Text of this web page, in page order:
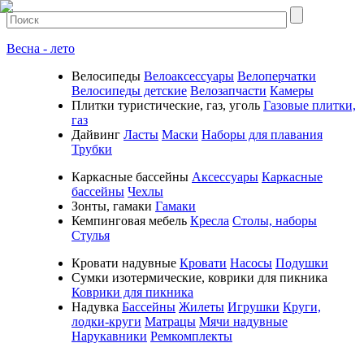
Весна - лето
Велосипеды Велоаксессуары Велоперчатки
Велосипеды детские Велозапчасти Камеры
Плитки туристические, газ, уголь Газовые плитки,
газ
Дайвинг Ласты Маски Наборы для плавания
Трубки
Каркасные бассейны Аксессуары Каркасные
бассейны Чехлы
Зонты, гамаки Гамаки
Кемпинговая мебель Кресла Столы, наборы
Стулья
Кровати надувные Кровати Насосы Подушки
Cумки изотермические, коврики для пикника
Коврики для пикника
Надувка Бассейны Жилеты Игрушки Круги,
лодки-круги Матрацы Мячи надувные
Нарукавники Ремкомплекты